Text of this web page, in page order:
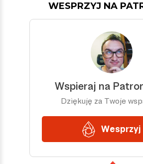
WESPRZYJ NA